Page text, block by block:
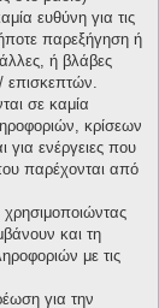
ευθύνη για τις
παρεξήγηση ή
ή βλάβες
επισκεπτών.
σε καμία
κρίσεων
για ενέργειες που
παρέχονται από
και τη
με τις
για την